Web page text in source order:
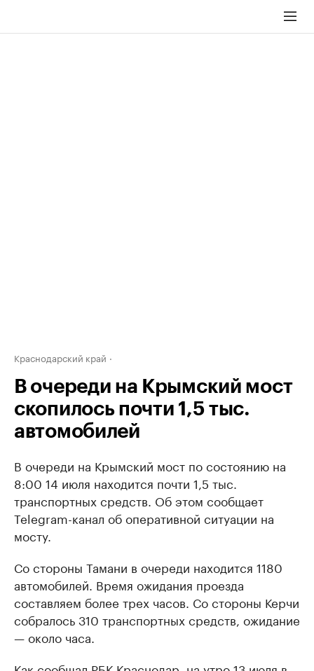
Краснодарский край
В очереди на Крымский мост
скопилось почти 1,5 тыс.
автомобилей
В очереди на Крымский мост по состоянию на
8:00 14 июля находится почти 1,5 тыс.
транспортных средств. Об этом сообщает
Telegram-канал об оперативной ситуации на
мосту.
Со стороны Тамани в очереди находится 1180
автомобилей. Время ожидания проезда
составляем более трех часов. Со стороны Керчи
собралось 310 транспортных средств, ожидание
— около часа.